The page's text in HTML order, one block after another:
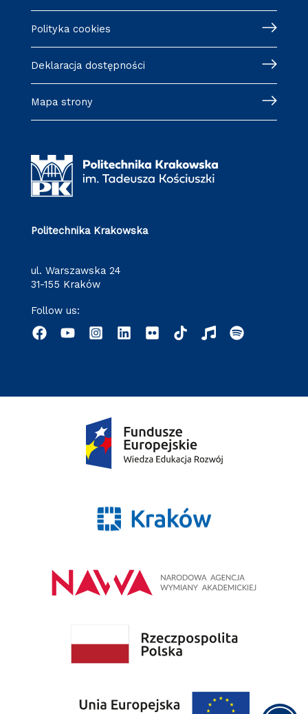
Polityka cookies
Deklaracja dostępności
Mapa strony
Politechnika Krakowska
ul. Warszawska 24
31-155 Kraków
Follow us: